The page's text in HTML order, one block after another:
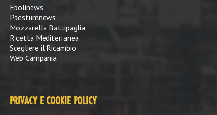
Ebolinews
Paestumnews
Mozzarella Battipaglia
Ricetta Mediterranea
Scegliere il Ricambio
Web Campania
PRIVACY E COOKIE POLICY